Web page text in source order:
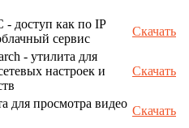
доступ как по IP
сервис
Скачать
- утилита для
настроек и
Скачать
для просмотра видео
Скачать